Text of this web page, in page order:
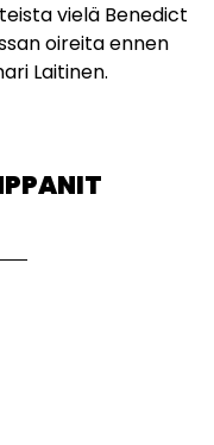
vielä Benedict
oireita ennen
Laitinen.